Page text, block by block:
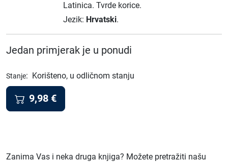
Latinica. Tvrde korice.
Jezik: Hrvatski.
Jedan primjerak je u ponudi
Stanje: Korišteno, u odličnom stanju
9,98 €
Zanima Vas i neka druga knjiga? Možete pretražiti našu